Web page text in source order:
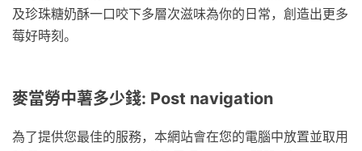
及珍珠糖奶酥一口咬下多層次滋味為你的日常，創造出更多
莓好時刻。
麥當勞中薯多少錢: Post navigation
為了提供您最佳的服務，本網站會在您的電腦中放置並取用